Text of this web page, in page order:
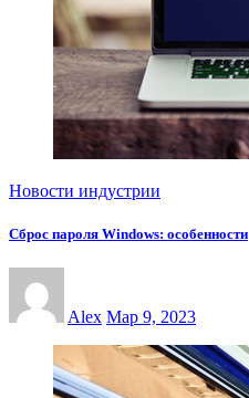
Новости индустрии
Сброс пароля Windows: особенности
Alex Мар 9, 2023